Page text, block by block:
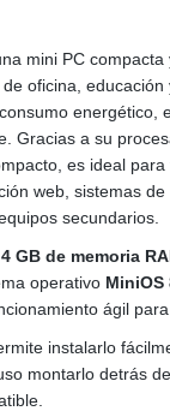
mini PC compacta
oficina, educación
energético,
Gracias a su
es ideal para
web, sistemas de
secundarios.
4 GB de memoria
operativo MiniOS
ágil
instalarlo
montarlo detrás